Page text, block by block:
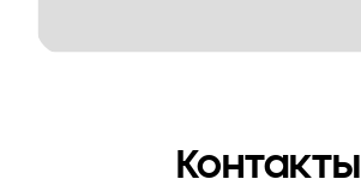
Контакты